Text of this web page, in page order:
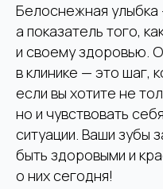
Белоснежная улыбка
а показатель того,
и своему здоровью.
в клинике — это шаг,
если вы хотите не
но и чувствовать
ситуации. Ваши зубы
быть здоровыми и
о них сегодня!
Планируя приехать к нам на
территории клиники, просто
ПН-СБ: 09:00 – 20:30